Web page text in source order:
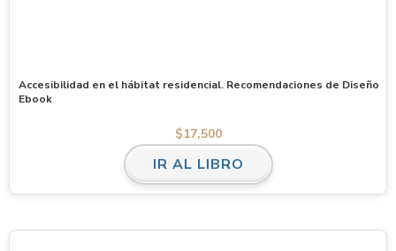
Accesibilidad en el hábitat residencial. Recomendaciones de Diseño
Ebook
$17,500
IR AL LIBRO